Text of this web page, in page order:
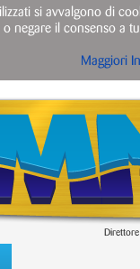
si avvalgono di
negare il consenso a
Maggiori